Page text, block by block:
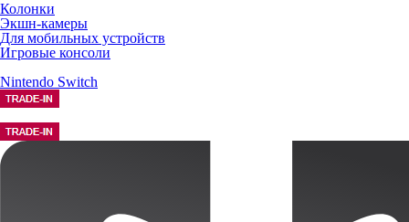
Колонки
Экшн-камеры
Для мобильных устройств
Игровые консоли
Nintendo Switch